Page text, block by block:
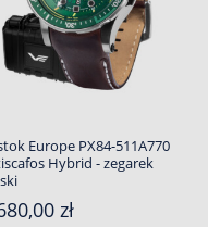
Europe PX84-511A770
Hybrid - zegarek
zł